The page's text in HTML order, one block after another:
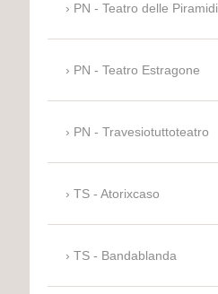
PN - Teatro delle Piramidi
PN - Teatro Estragone
PN - Travesiotuttoteatro
TS - Atorixcaso
TS - Bandablanda